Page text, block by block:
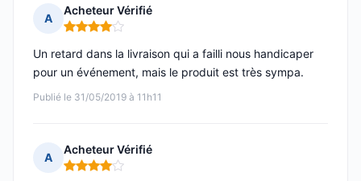
A
Acheteur Vérifié
Note : 4 sur 5
Publié le 31/05/2019 à 11h11
Un retard dans la livraison qui a failli nous handicaper
pour un événement, mais le produit est très sympa.
A
Acheteur Vérifié
Note : 4 sur 5